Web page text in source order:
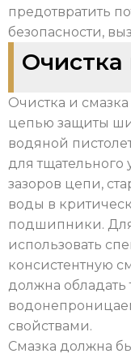
предотвратить
безопасности,
Очистка
Очистка и
цепью защиты
водяной
для
зазоров цепи,
воды в
подшипники.
использовать
консистентную
должна
свойствами.
Смазка должна